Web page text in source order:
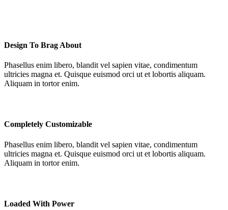
Design To Brag About
Phasellus enim libero, blandit vel sapien vitae, condimentum
ultricies magna et. Quisque euismod orci ut et lobortis aliquam.
Aliquam in tortor enim.
Completely Customizable
Phasellus enim libero, blandit vel sapien vitae, condimentum
ultricies magna et. Quisque euismod orci ut et lobortis aliquam.
Aliquam in tortor enim.
Loaded With Power